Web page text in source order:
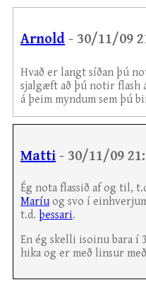
Arnold - 30/11/09
Hvað er langt síðan þú
sjalgæft að þú notir flash
á þeim myndum sem þú
Matti - 30/11/09
Ég nota flassið af og til,
Maríu og svo í
t.d. þessari.
En ég skelli isoinu bara í
hika og er með linsur